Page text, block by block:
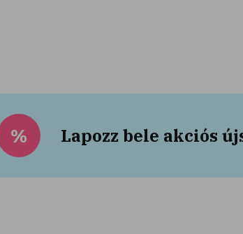
% Lapozz bele akciós